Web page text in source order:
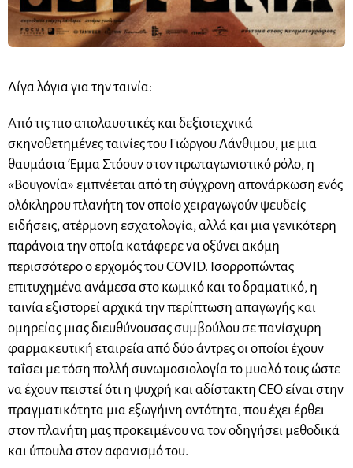
Λίγα λόγια για την ταινία:
Από τις πιο απολαυστικές και δεξιοτεχνικά
σκηνοθετημένες ταινίες του Γιώργου Λάνθιμου, με μια
θαυμάσια Έμμα Στόουν στον πρωταγωνιστικό ρόλο, η
«Βουγονία» εμπνέεται από τη σύγχρονη απονάρκωση ενός
ολόκληρου πλανήτη τον οποίο χειραγωγούν ψευδείς
ειδήσεις, ατέρμονη εσχατολογία, αλλά και μια γενικότερη
παράνοια την οποία κατάφερε να οξύνει ακόμη
περισσότερο ο ερχομός του COVID. Ισορροπώντας
επιτυχημένα ανάμεσα στο κωμικό και το δραματικό, η
ταινία εξιστορεί αρχικά την περίπτωση απαγωγής και
ομηρείας μιας διευθύνουσας συμβούλου σε πανίσχυρη
φαρμακευτική εταιρεία από δύο άντρες οι οποίοι έχουν
ταΐσει με τόση πολλή συνωμοσιολογία το μυαλό τους ώστε
να έχουν πειστεί ότι η ψυχρή και αδίστακτη CEO είναι στην
πραγματικότητα μια εξωγήινη οντότητα, που έχει έρθει
στον πλανήτη μας προκειμένου να τον οδηγήσει μεθοδικά
και ύπουλα στον αφανισμό του.